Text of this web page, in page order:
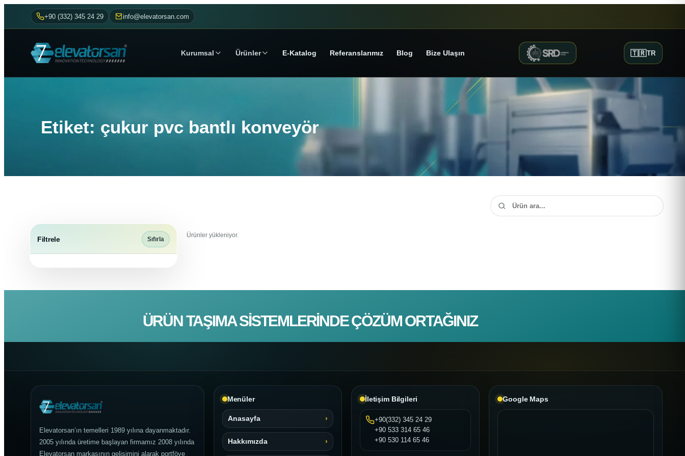
+90 (332) 345 24 29 info@elevatorsan.com
Kurumsal Ürünler E‑Katalog Referanslarımız Blog Bize Ulaşın 🇹🇷TR
Etiket: çukur pvc bantlı konveyör
Filtrele Sıfırla
Ürünler yükleniyor.
ÜRÜN TAŞIMA SISTEMLERINDE ÇÖZÜM ORTAĞINIZ
Elevatorsan’ın temelleri 1989 yılına dayanmaktadır.
2005 yılında üretime başlayan firmamız 2008 yılında
Elevatorsan markasının gelişimini alarak portföye
Menüler
Anasayfa
Hakkımızda
İletişim Bilgileri
+90(332) 345 24 29
+90 533 314 65 46
+90 530 114 65 46
Google Maps